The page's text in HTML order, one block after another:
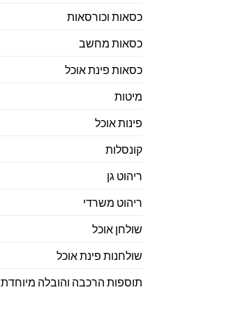
כסאות וכורסאות
כסאות מחשב
כסאות פינת אוכל
מיטות
פינות אוכל
קונסלות
ריהוט גן
ריהוט משרדי
שולחן אוכל
שולחנות פינת אוכל
תוספות הרכבה והובלה מיוחדת